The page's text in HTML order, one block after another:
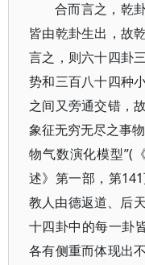
合而言之，乾
皆由乾卦生出，故
言之，则六十四卦
势和三百八十四种
之间又旁通交错，
象征无穷无尽之事
物气数演化模型”(
述》第一部，第141
教人由德返道、后
十四卦中的每一卦
各有侧重而体现出